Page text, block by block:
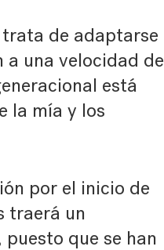
de adaptarse
a una velocidad de
está
la mía y los
por el inicio de
traerá un
que se han